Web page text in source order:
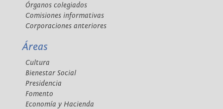
Órganos colegiados
Comisiones informativas
Corporaciones anteriores
Áreas
Cultura
Bienestar Social
Presidencia
Fomento
Economía y Hacienda